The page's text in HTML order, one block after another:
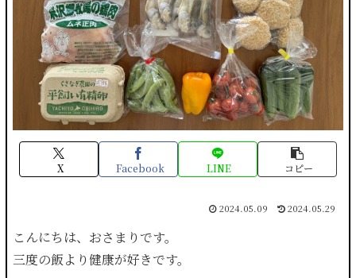
X Facebook LINE コピー
2024.05.09 2024.05.29
こんにちは、おさまりです。
三度の飯より健康が好きです。